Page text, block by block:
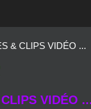
& CLIPS VIDÉO ...
VIDÉO